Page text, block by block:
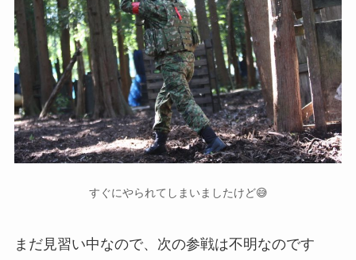
すぐにやられてしまいましたけど😅
まだ見習い中なので、次の参戦は不明なのです